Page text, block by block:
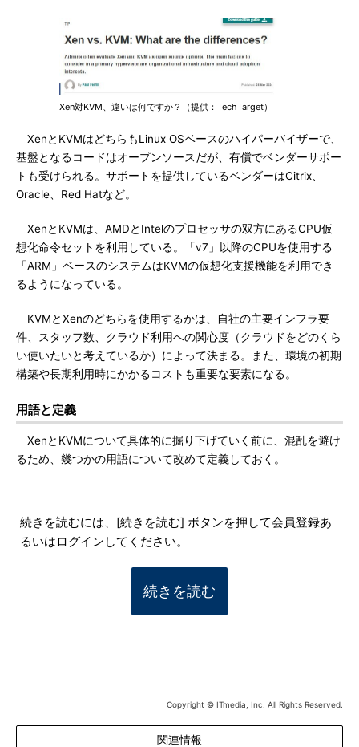
Xen対KVM、違いは何ですか？（提供：TechTarget）
XenとKVMはどちらもLinux OSベースのハイパーバイザーで、
基盤となるコードはオープンソースだが、有償でベンダーサポー
トも受けられる。サポートを提供しているベンダーはCitrix、
Oracle、Red Hatなど。
XenとKVMは、AMDとIntelのプロセッサの双方にあるCPU仮
想化命令セットを利用している。「v7」以降のCPUを使用する
「ARM」ベースのシステムはKVMの仮想化支援機能を利用でき
るようになっている。
KVMとXenのどちらを使用するかは、自社の主要インフラ要
件、スタッフ数、クラウド利用への関心度（クラウドをどのくら
い使いたいと考えているか）によって決まる。また、環境の初期
構築や長期利用時にかかるコストも重要な要素になる。
用語と定義
XenとKVMについて具体的に掘り下げていく前に、混乱を避け
るため、幾つかの用語について改めて定義しておく。
続きを読むには、[続きを読む] ボタンを押して会員登録あ
るいはログインしてください。
続きを読む
Copyright © ITmedia, Inc. All Rights Reserved.
関連情報